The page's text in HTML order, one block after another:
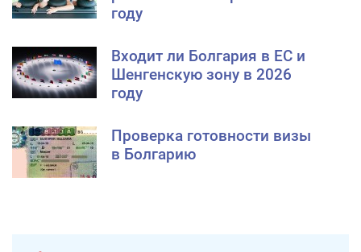
году
Входит ли Болгария в ЕС и
Шенгенскую зону в 2026
году
Проверка готовности визы
в Болгарию